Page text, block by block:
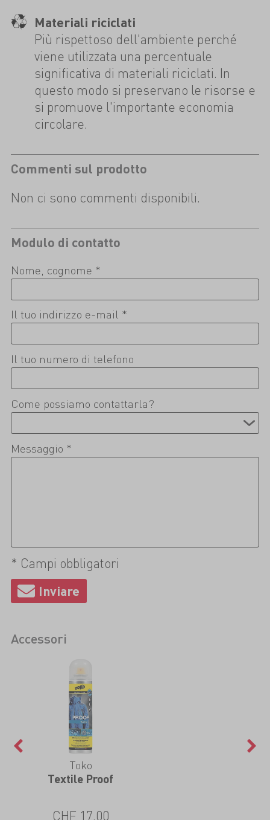
Materiali riciclati
Più rispettoso dell'ambiente perché
viene utilizzata una percentuale
significativa di materiali riciclati. In
questo modo si preservano le risorse e
si promuove l'importante economia
circolare.
Commenti sul prodotto
Non ci sono commenti disponibili.
Modulo di contatto
Nome, cognome *
Il tuo indirizzo e-mail *
Il tuo numero di telefono
Come possiamo contattarla?
Messaggio *
* Campi obbligatori
Accessori
Toko
Textile Proof
CHF 17.00